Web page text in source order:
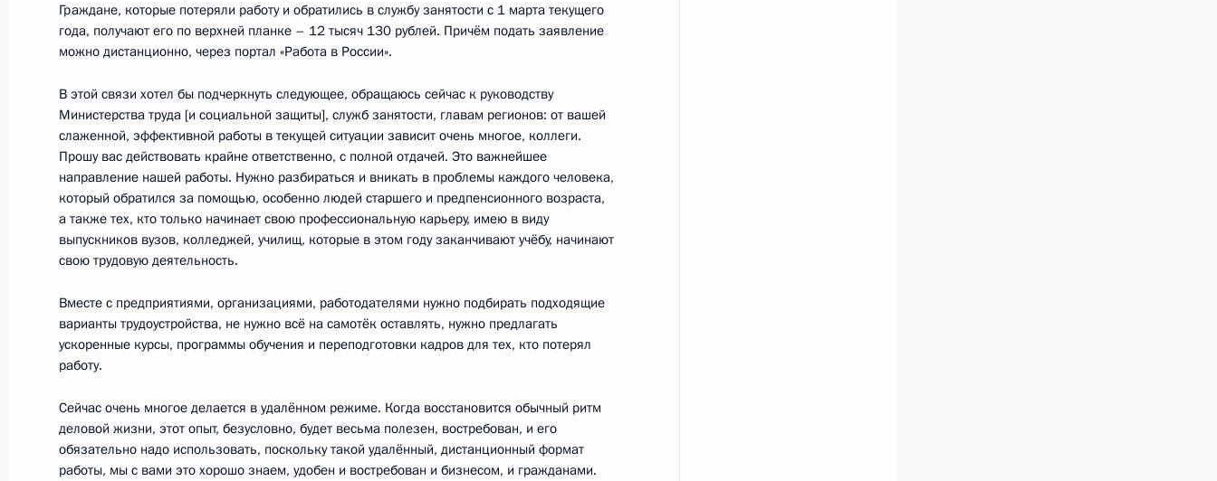
Встреча с мэром Москвы Сергеем Собяниным
27 мая 2020 года, 16:00 Московская область, Ново-Огарёво
Принято решение о переносе саммитов БРИКС и ШОС
27 мая 2020 года, 15:00
26 мая 2020 года, вторник
Богомазом
26 мая 2020 года, 16:30 Московская область, Ново-Огарёво
Совещание о ситуации с паводками и пожарами в регионах
26 мая 2020 года, 15:45 Московская область, Ново-Огарёво
Граждане, которые потеряли работу и обратились в службу занятости с 1 марта текущего
года, получают его по верхней планке – 12 тысяч 130 рублей. Причём подать заявление
можно дистанционно, через портал «Работа в России».
В этой связи хотел бы подчеркнуть следующее, обращаюсь сейчас к руководству
Министерства труда [и социальной защиты], служб занятости, главам регионов: от вашей
слаженной, эффективной работы в текущей ситуации зависит очень многое, коллеги.
Прошу вас действовать крайне ответственно, с полной отдачей. Это важнейшее
направление нашей работы. Нужно разбираться и вникать в проблемы каждого человека,
который обратился за помощью, особенно людей старшего и предпенсионного возраста,
а также тех, кто только начинает свою профессиональную карьеру, имею в виду
выпускников вузов, колледжей, училищ, которые в этом году заканчивают учёбу, начинают
свою трудовую деятельность.
Вместе с предприятиями, организациями, работодателями нужно подбирать подходящие
варианты трудоустройства, не нужно всё на самотёк оставлять, нужно предлагать
ускоренные курсы, программы обучения и переподготовки кадров для тех, кто потерял
работу.
Сейчас очень многое делается в удалённом режиме. Когда восстановится обычный ритм
деловой жизни, этот опыт, безусловно, будет весьма полезен, востребован, и его
обязательно надо использовать, поскольку такой удалённый, дистанционный формат
работы, мы с вами это хорошо знаем, удобен и востребован и бизнесом, и гражданами.